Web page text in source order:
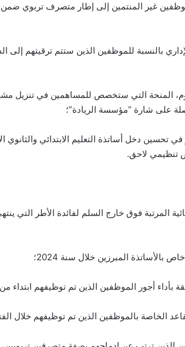
غير المنتمين إلى إطار متصرف تربوي ضمن
بالنسبة للموظفين الذين ستتم ترقيتهم إلى
المنحة التي ستخصص للمساهمين في تنزيل
على شارة “مؤسسة الريادة”؛
تحسين دخل أساتذة التعليم الابتدائي والثانوي
تنظيمي لاحق.
المرتبة فوق خارج السلم لفائدة الأطر التي
المبرزين خلال سنة 2024؛
الموظفين الذين تم توظيفهم ابتداء من سنة 2016، إلى فصل “نفقات
الخاصة بالموظفين الذين تم توظيفهم خلال الفترة